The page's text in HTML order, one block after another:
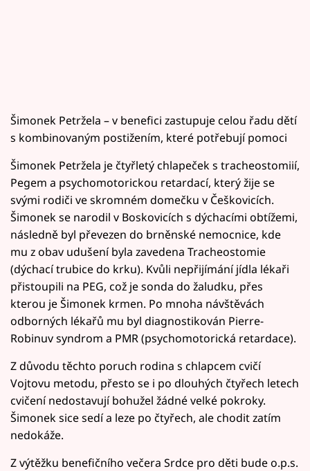
Šimonek Petržela – v benefici zastupuje celou řadu dětí
s kombinovaným postižením, které potřebují pomoci
Šimonek Petržela je čtyřletý chlapeček s tracheostomiií,
Pegem a psychomotorickou retardací, který žije se
svými rodiči ve skromném domečku v Češkovicích.
Šimonek se narodil v Boskovicích s dýchacími obtížemi,
následně byl převezen do brněnské nemocnice, kde
mu z obav udušení byla zavedena Tracheostomie
(dýchací trubice do krku). Kvůli nepřijímání jídla lékaři
přistoupili na PEG, což je sonda do žaludku, přes
kterou je Šimonek krmen. Po mnoha návštěvách
odborných lékařů mu byl diagnostikován Pierre-
Robinuv syndrom a PMR (psychomotorická retardace).
Z důvodu těchto poruch rodina s chlapcem cvičí
Vojtovu metodu, přesto se i po dlouhých čtyřech letech
cvičení nedostavují bohužel žádné velké pokroky.
Šimonek sice sedí a leze po čtyřech, ale chodit zatím
nedokáže.
Z výtěžku benefičního večera Srdce pro děti bude o.p.s.